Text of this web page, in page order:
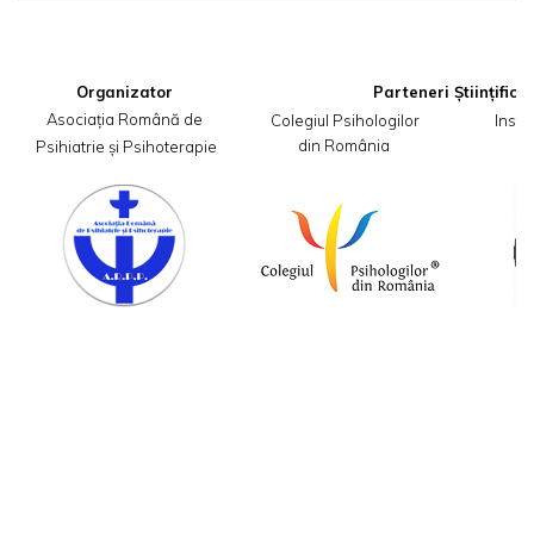
Organizator
Asociația Română de
Psihiatrie și Psihoterapie
Colegiul Psihologilor
din România